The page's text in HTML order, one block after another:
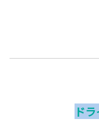
ド